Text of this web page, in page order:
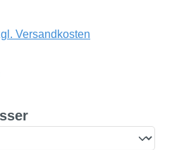
Versandkosten
auswählen